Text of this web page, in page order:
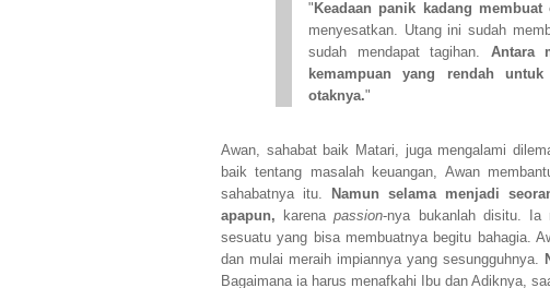
" Keadaan panik kadang
menyesatkan. Utang ini sudah
sudah mendapat tagihan. Antara
kemampuan yang rendah
otaknya."
Awan, sahabat baik Matari, juga mengalami
baik tentang masalah keuangan, Awan
sahabatnya itu. Namun selama menjadi
apapun, karenapassion-nya bukanlah disitu. Ia
sesuatu yang bisa membuatnya begitu bahagia.
dan mulai meraih impiannya yang sesungguhnya.
Bagaimana ia harus menafkahi Ibu dan Adiknya,